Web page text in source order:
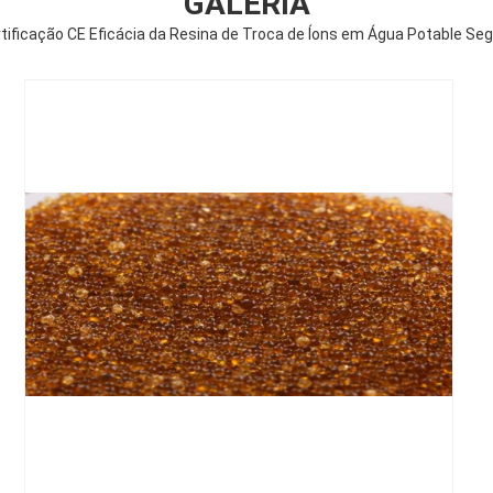
CE Eficácia da Resina de Troca de Íons em Água Potable